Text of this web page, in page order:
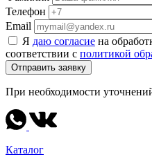
Телефон
Email
Я даю согласие на
соответствии с политикой
Отправить заявку
При необходимости
Каталог